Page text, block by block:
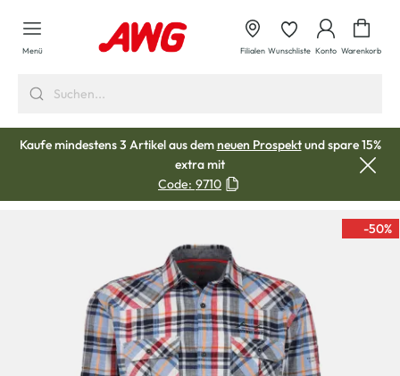
springen
Menü Filialen Wunschliste Konto Warenkorb
Kaufe mindestens 3 Artikel aus demneuen Prospektund spare 15%
extra mit
Code: 9710
-50%